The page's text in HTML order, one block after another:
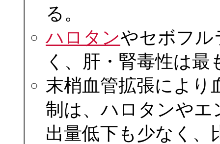
る。
ハロタンやセボフル
く、肝・腎毒性は最
末梢血管拡張により
制は、ハロタンや
出量低下も少なく、